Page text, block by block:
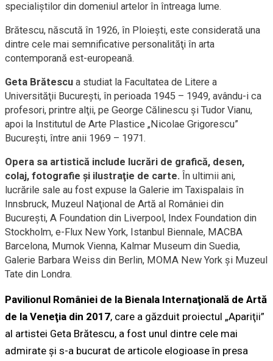
specialiştilor din domeniul artelor în întreaga lume.
Brătescu, născută în 1926, în Ploieşti, este considerată una
dintre cele mai semnificative personalităţi în arta
contemporană est-europeană.
Geta Brătescu a studiat la Facultatea de Litere a
Universităţii Bucureşti, în perioada 1945 – 1949, avându-i ca
profesori, printre alţii, pe George Călinescu şi Tudor Vianu,
apoi la Institutul de Arte Plastice „Nicolae Grigorescu”
Bucureşti, între anii 1969 – 1971.
Opera sa artistică include lucrări de grafică, desen,
colaj, fotografie şi ilustraţie de carte. În ultimii ani,
lucrările sale au fost expuse la Galerie im Taxispalais în
Innsbruck, Muzeul Naţional de Artă al României din
Bucureşti, A Foundation din Liverpool, Index Foundation din
Stockholm, e-Flux New York, Istanbul Biennale, MACBA
Barcelona, Mumok Vienna, Kalmar Museum din Suedia,
Galerie Barbara Weiss din Berlin, MOMA New York şi Muzeul
Tate din Londra.
Pavilionul României de la Bienala Internaţională de Artă
de la Veneţia din 2017, care a găzduit proiectul „Apariţii”
al artistei Geta Brătescu, a fost unul dintre cele mai
admirate şi s-a bucurat de articole elogioase în presa